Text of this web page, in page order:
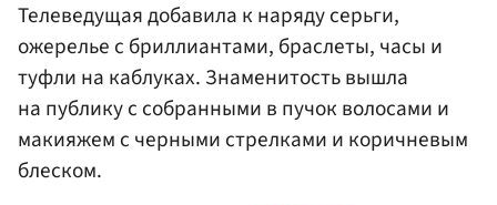
Телеведущая добавила к наряду серьги,
ожерелье с бриллиантами, браслеты, часы и
туфли на каблуках. Знаменитость вышла
на публику с собранными в пучок волосами и
макияжем с черными стрелками и коричневым
блеском.